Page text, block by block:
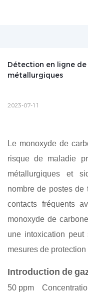
Détection en ligne de
métallurgiques
2023-07-11
Le monoxyde de
risque de maladie
métallurgiques et
nombre de postes de
contacts fréquents
monoxyde de
une intoxication
mesures de
Introduction de
50 ppm